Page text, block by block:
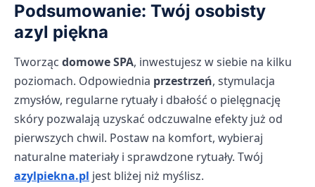
Podsumowanie: Twój osobisty
azyl piękna
Tworząc domowe SPA, inwestujesz w siebie na kilku
poziomach. Odpowiednia przestrzeń, stymulacja
zmysłów, regularne rytuały i dbałość o pielęgnację
skóry pozwalają uzyskać odczuwalne efekty już od
pierwszych chwil. Postaw na komfort, wybieraj
naturalne materiały i sprawdzone rytuały. Twój
azylpiekna.pl jest bliżej niż myślisz.